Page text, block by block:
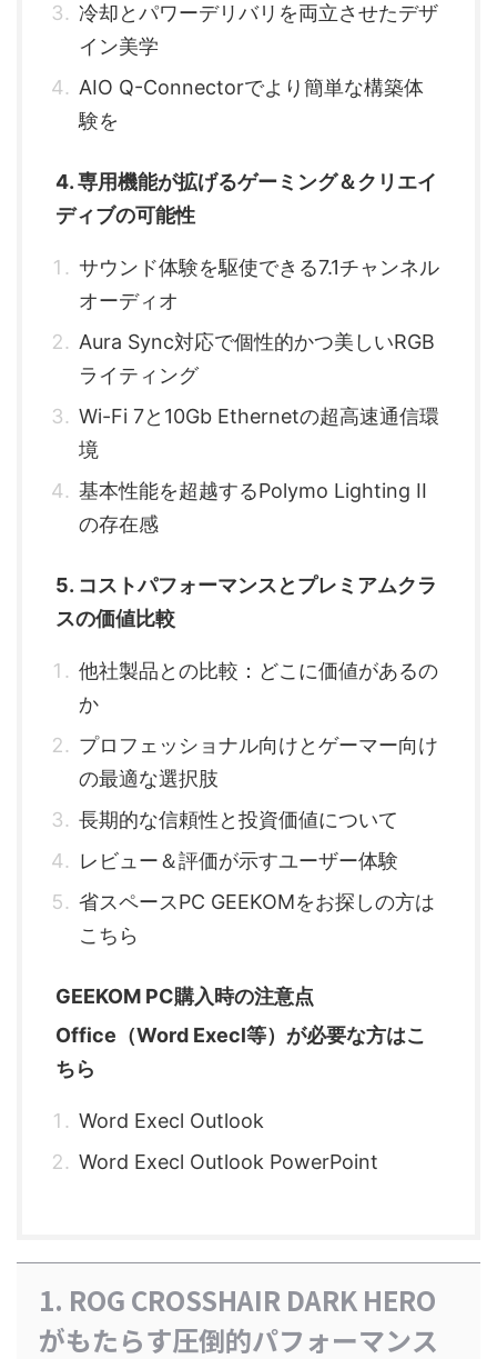
冷却とパワーデリバリを両立させたデザ
イン美学
AIO Q-Connectorでより簡単な構築体
験を
4. 専用機能が拡げるゲーミング＆クリエイ
ディブの可能性
サウンド体験を駆使できる7.1チャンネル
オーディオ
Aura Sync対応で個性的かつ美しいRGB
ライティング
Wi-Fi 7と10Gb Ethernetの超高速通信環
境
基本性能を超越するPolymo Lighting II
の存在感
5. コストパフォーマンスとプレミアムクラ
スの価値比較
他社製品との比較：どこに価値があるの
か
プロフェッショナル向けとゲーマー向け
の最適な選択肢
長期的な信頼性と投資価値について
レビュー＆評価が示すユーザー体験
省スペースPC GEEKOMをお探しの方は
こちら
GEEKOM PC購入時の注意点
Office（Word Execl等）が必要な方はこ
ちら
Word Execl Outlook
Word Execl Outlook PowerPoint
1. ROG CROSSHAIR DARK HERO
がもたらす圧倒的パフォーマンス